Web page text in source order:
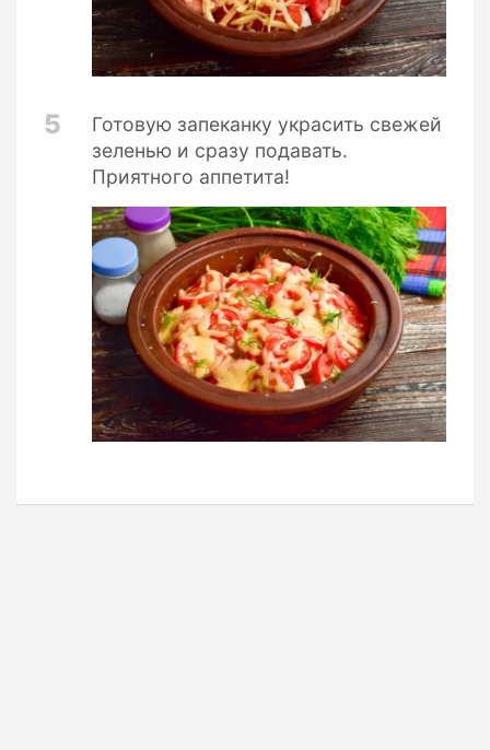
5
Готовую запеканку украсить свежей
зеленью и сразу подавать.
Приятного аппетита!